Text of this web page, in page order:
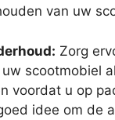
van uw
Zorg
uw scootmobiel
voordat u op
idee om de